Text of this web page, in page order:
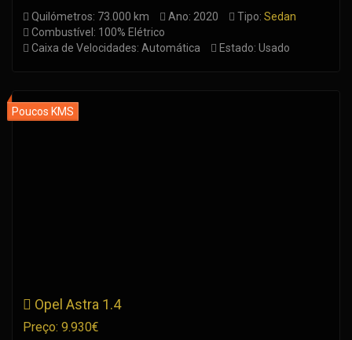
Quilómetros: 73.000 km
Ano: 2020 Tipo: Sedan
Combustível: 100% Elétrico
Caixa de Velocidades: Automática
Estado: Usado
Opel Astra 1.4
Preço: 9.930€